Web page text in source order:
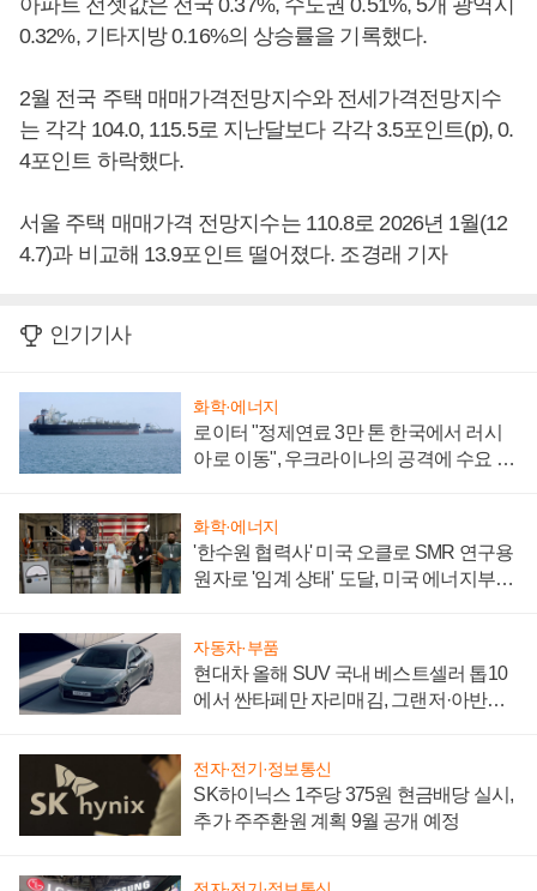
아파트 전셋값은 전국 0.37%, 수도권 0.51%, 5개 광역시
0.32%, 기타지방 0.16%의 상승률을 기록했다.
2월 전국 주택 매매가격전망지수와 전세가격전망지수
는 각각 104.0, 115.5로 지난달보다 각각 3.5포인트(p), 0.
4포인트 하락했다.
서울 주택 매매가격 전망지수는 110.8로 2026년 1월(12
4.7)과 비교해 13.9포인트 떨어졌다. 조경래 기자
인기기사
화학·에너지
로이터 "정제연료 3만 톤 한국에서 러시
아로 이동", 우크라이나의 공격에 수요 늘
화학·에너지
'한수원 협력사' 미국 오클로 SMR 연구용
원자로 '임계 상태' 도달, 미국 에너지부
자동차·부품
현대차 올해 SUV 국내 베스트셀러 톱10
에서 싼타페만 자리매김, 그랜저·아반떼
전자·전기·정보통신
SK하이닉스 1주당 375원 현금배당 실시,
추가 주주환원 계획 9월 공개 예정